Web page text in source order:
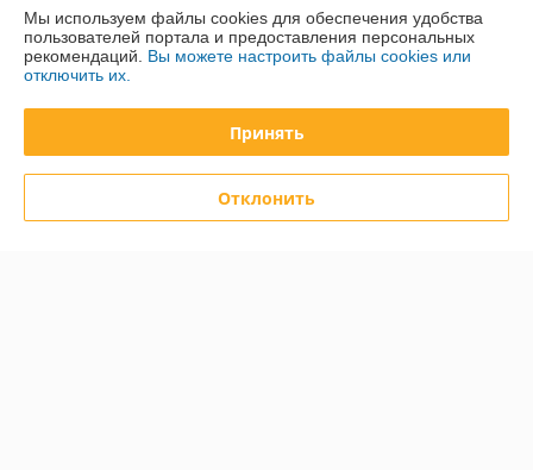
График работы
Полная версия сайта
Политика обработки cookies
Сайт создан на платформе Deal.by
Мы используем файлы cookies для обеспечения удобства
пользователей портала и предоставления персональных
рекомендаций. Вы можете настроить файлы cookies или
отключить их.
Принять
Отклонить